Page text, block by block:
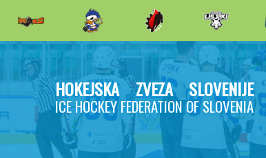
HOKEJSKA ZVEZA SLOVENIJE
ICE HOCKEY FEDERATION OF SLOVENIA